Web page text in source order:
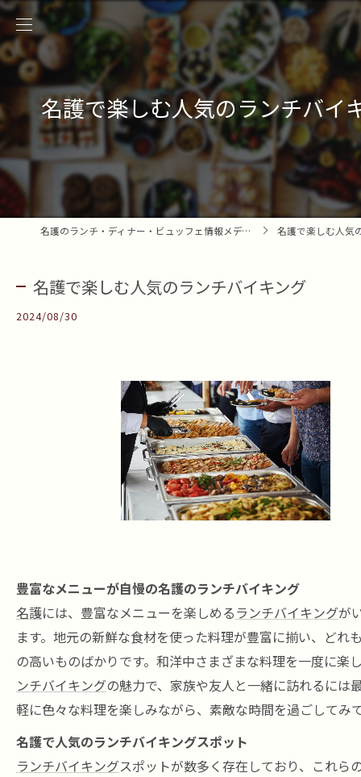
名護で楽しむ人気のランチバイ
名護のランチ・ディナー・ビュッフェ情報メディア 名護で楽しむ人気の
名護で楽しむ人気のランチバイキング
2024/08/30
豊富なメニューが自慢の名護のランチバイキング
名護には、豊富なメニューを楽しめるランチバイキングが
ます。地元の新鮮な食材を使った料理が豊富に揃い、どれ
の高いものばかりです。和洋中さまざまな料理を一度に楽
ンチバイキングの魅力で、家族や友人と一緒に訪れるには
軽に色々な料理を楽しみながら、素敵な時間を過ごしてみ
名護で人気のランチバイキングスポット
ランチバイキングスポットが数多く存在しており、これら